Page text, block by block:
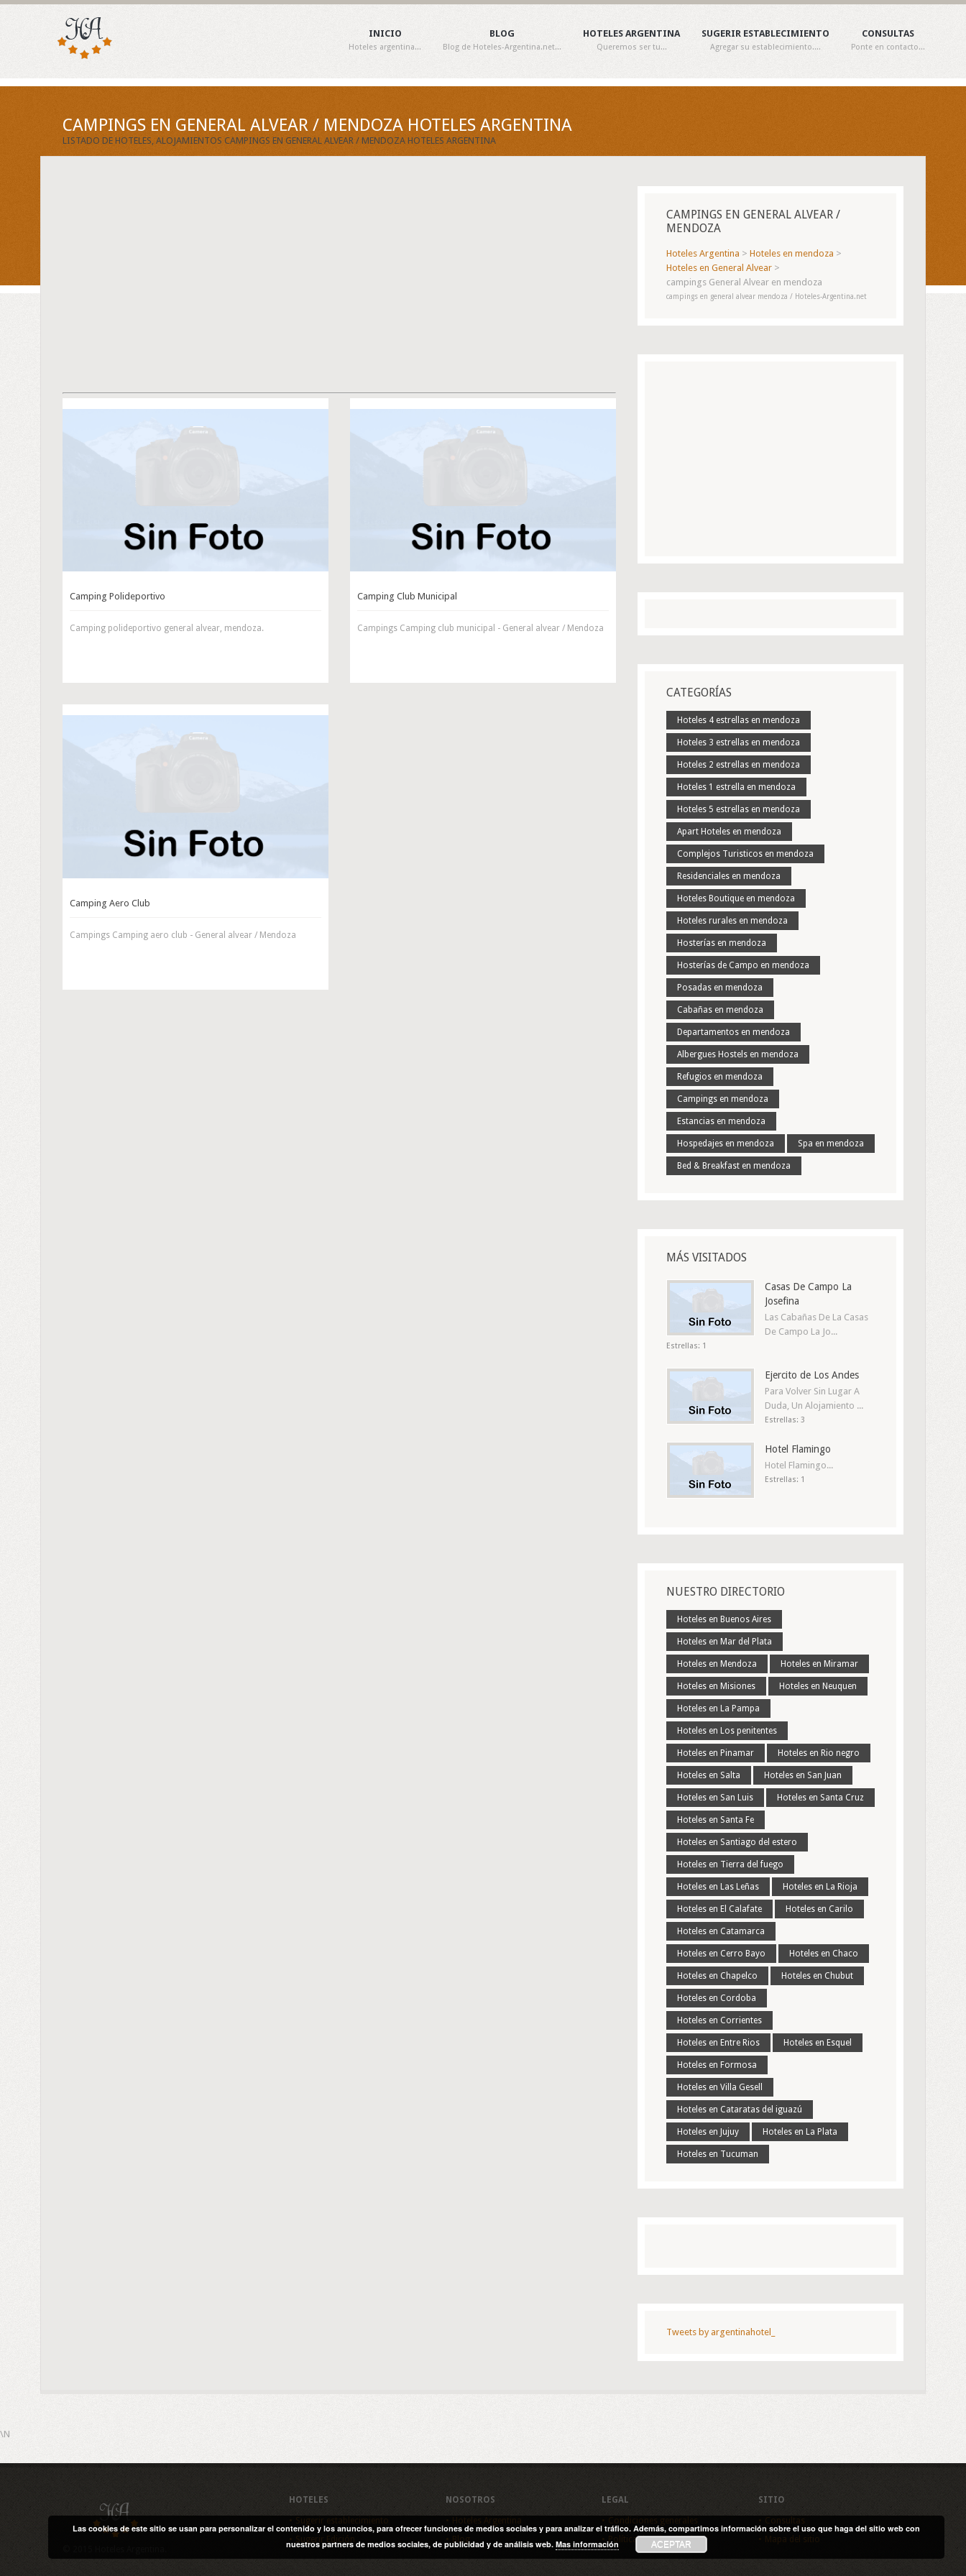
INICIO
Hoteles argentina...
BLOG
Blog de Hoteles-Argentina.net...
HOTELES ARGENTINA
Queremos ser tu...
SUGERIR ESTABLECIMIENTO
Agregar su establecimiento....
CONSULTAS
Ponte en contacto...
CAMPINGS EN GENERAL ALVEAR / MENDOZA HOTELES ARGENTINA
LISTADO DE HOTELES, ALOJAMIENTOS CAMPINGS EN GENERAL ALVEAR / MENDOZA HOTELES ARGENTINA
Camping Polideportivo
Camping polideportivo general alvear, mendoza.
Camping Club Municipal
Campings Camping club municipal - General alvear / Mendoza
Camping Aero Club
Campings Camping aero club - General alvear / Mendoza
CAMPINGS EN GENERAL ALVEAR /
MENDOZA
Hoteles Argentina > Hoteles en mendoza >
Hoteles en General Alvear >
campings General Alvear en mendoza
campings en general alvear mendoza / Hoteles-Argentina.net
CATEGORÍAS
Hoteles 4 estrellas en mendoza
Hoteles 3 estrellas en mendoza
Hoteles 2 estrellas en mendoza
Hoteles 1 estrella en mendoza
Hoteles 5 estrellas en mendoza
Apart Hoteles en mendoza
Complejos Turisticos en mendoza
Residenciales en mendoza
Hoteles Boutique en mendoza
Hoteles rurales en mendoza
Hosterías en mendoza
Hosterías de Campo en mendoza
Posadas en mendoza
Cabañas en mendoza
Departamentos en mendoza
Albergues Hostels en mendoza
Refugios en mendoza
Campings en mendoza
Estancias en mendoza
Hospedajes en mendoza Spa en mendoza
Bed & Breakfast en mendoza
MÁS VISITADOS
Casas De Campo La
Josefina
Las Cabañas De La Casas
De Campo La Jo...
Estrellas: 1
Ejercito de Los Andes
Para Volver Sin Lugar A
Duda, Un Alojamiento ...
Estrellas: 3
Hotel Flamingo
Hotel Flamingo...
Estrellas: 1
NUESTRO DIRECTORIO
Hoteles en Buenos Aires
Hoteles en Mar del Plata
Hoteles en Mendoza Hoteles en Miramar
Hoteles en Misiones Hoteles en Neuquen
Hoteles en La Pampa
Hoteles en Los penitentes
Hoteles en Pinamar Hoteles en Rio negro
Hoteles en Salta Hoteles en San Juan
Hoteles en San Luis Hoteles en Santa Cruz
Hoteles en Santa Fe
Hoteles en Santiago del estero
Hoteles en Tierra del fuego
Hoteles en Las Leñas Hoteles en La Rioja
Hoteles en El Calafate Hoteles en Carilo
Hoteles en Catamarca
Hoteles en Cerro Bayo Hoteles en Chaco
Hoteles en Chapelco Hoteles en Chubut
Hoteles en Cordoba
Hoteles en Corrientes
Hoteles en Entre Rios Hoteles en Esquel
Hoteles en Formosa
Hoteles en Villa Gesell
Hoteles en Cataratas del iguazú
Hoteles en Jujuy Hoteles en La Plata
Hoteles en Tucuman
Tweets by argentinahotel_
\N
HOTELES
Sugerir establecimiento
Sugerir Edición
NOSOTROS
Hoteles Argentina
Blog
LEGAL
Condiciones generales
Política de privacidad
SITIO
Consultas
Mapa del sitio
Las cookies de este sitio se usan para personalizar el contenido y los anuncios, para ofrecer funciones de medios sociales y para analizar el tráfico. Además, compartimos información sobre el uso que haga del sitio web con
nuestros partners de medios sociales, de publicidad y de análisis web. Mas información ACEPTAR